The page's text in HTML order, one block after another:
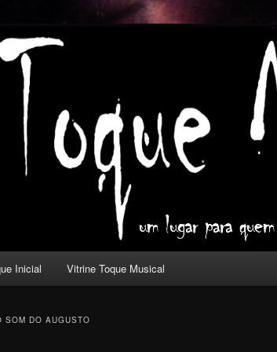
com outros olhos.
Inicial Vitrine Toque Musical
SOM DO AUGUSTO